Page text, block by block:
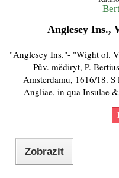
Anglesey Ins.,
"Anglesey Ins."- "Wight ol.
Pův. mědiryt, P.
Amsterdamu, 1616/18.
Angliae, in qua Insulae
Zobrazit